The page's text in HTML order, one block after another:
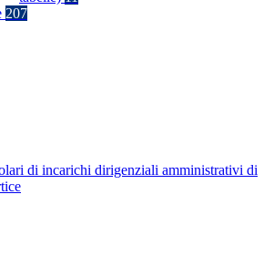
207
di incarichi dirigenziali amministrativi di